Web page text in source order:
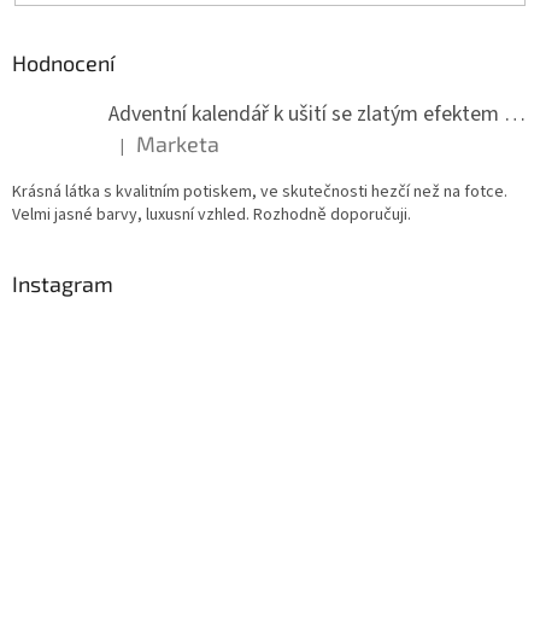
Hodnocení
Adventní kalendář k ušití se zlatým efektem 042Q
Hodnocení produktu je 5 z 5 hvězdiček.
| Marketa
Krásná látka s kvalitním potiskem, ve skutečnosti hezčí než na fotce.
Velmi jasné barvy, luxusní vzhled. Rozhodně doporučuji.
Instagram